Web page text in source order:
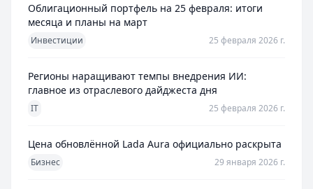
Облигационный портфель на 25 февраля: итоги
месяца и планы на март
Инвестиции 25 февраля 2026 г.
Регионы наращивают темпы внедрения ИИ:
главное из отраслевого дайджеста дня
IT 25 февраля 2026 г.
Цена обновлённой Lada Aura официально раскрыта
Бизнес 29 января 2026 г.